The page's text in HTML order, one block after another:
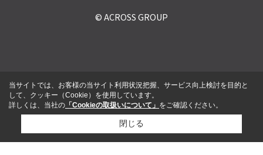
© ACROSS GROUP
当サイトでは、お客様の当サイト利用状況把握、サービス向上検討を目的と
して、クッキー（Cookie）を使用しています。
詳しくは、当社の 「Cookieの取扱いについて」 をご確認ください。
閉じる